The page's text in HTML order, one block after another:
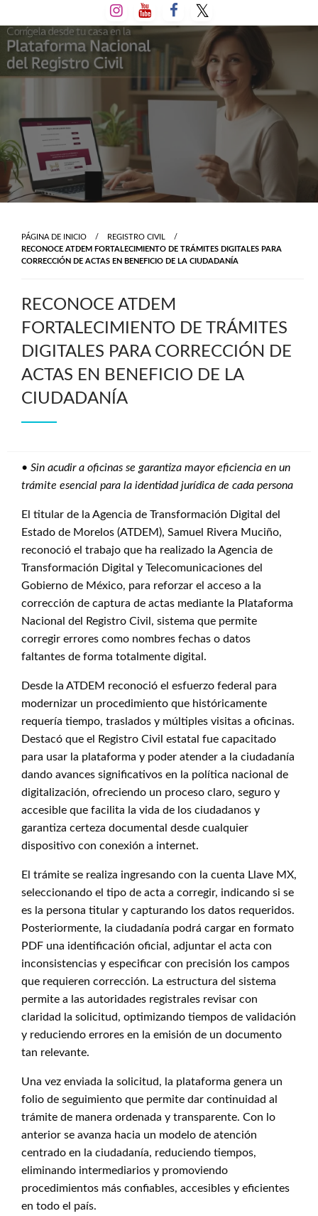
al
contenido
PÁGINA DE INICIO
REGISTRO CIVIL
RECONOCE ATDEM FORTALECIMIENTO DE TRÁMITES DIGITALES PARA
CORRECCIÓN DE ACTAS EN BENEFICIO DE LA CIUDADANÍA
RECONOCE ATDEM
FORTALECIMIENTO DE TRÁMITES
DIGITALES PARA CORRECCIÓN DE
ACTAS EN BENEFICIO DE LA
CIUDADANÍA
• Sin acudir a oficinas se garantiza mayor eficiencia en un
trámite esencial para la identidad jurídica de cada persona
El titular de la Agencia de Transformación Digital del
Estado de Morelos (ATDEM), Samuel Rivera Muciño,
reconoció el trabajo que ha realizado la Agencia de
Transformación Digital y Telecomunicaciones del
Gobierno de México, para reforzar el acceso a la
corrección de captura de actas mediante la Plataforma
Nacional del Registro Civil, sistema que permite
corregir errores como nombres fechas o datos
faltantes de forma totalmente digital.
Desde la ATDEM reconoció el esfuerzo federal para
modernizar un procedimiento que históricamente
requería tiempo, traslados y múltiples visitas a oficinas.
Destacó que el Registro Civil estatal fue capacitado
para usar la plataforma y poder atender a la ciudadanía
dando avances significativos en la política nacional de
digitalización, ofreciendo un proceso claro, seguro y
accesible que facilita la vida de los ciudadanos y
garantiza certeza documental desde cualquier
dispositivo con conexión a internet.
El trámite se realiza ingresando con la cuenta Llave MX,
seleccionando el tipo de acta a corregir, indicando si se
es la persona titular y capturando los datos requeridos.
Posteriormente, la ciudadanía podrá cargar en formato
PDF una identificación oficial, adjuntar el acta con
inconsistencias y especificar con precisión los campos
que requieren corrección. La estructura del sistema
permite a las autoridades registrales revisar con
claridad la solicitud, optimizando tiempos de validación
y reduciendo errores en la emisión de un documento
tan relevante.
Una vez enviada la solicitud, la plataforma genera un
folio de seguimiento que permite dar continuidad al
trámite de manera ordenada y transparente. Con lo
anterior se avanza hacia un modelo de atención
centrado en la ciudadanía, reduciendo tiempos,
eliminando intermediarios y promoviendo
procedimientos más confiables, accesibles y eficientes
en todo el país.